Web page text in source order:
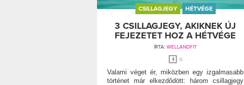
CSILLAGJEGY HÉTVÉGE
3 CSILLAGJEGY, AKIKNEK ÚJ
FEJEZETET HOZ A HÉTVÉGE
ÍRTA: WELLANDFIT
0
Valami véget ér, miközben egy izgalmasabb
történet már elkezdődött: három csillagjegy